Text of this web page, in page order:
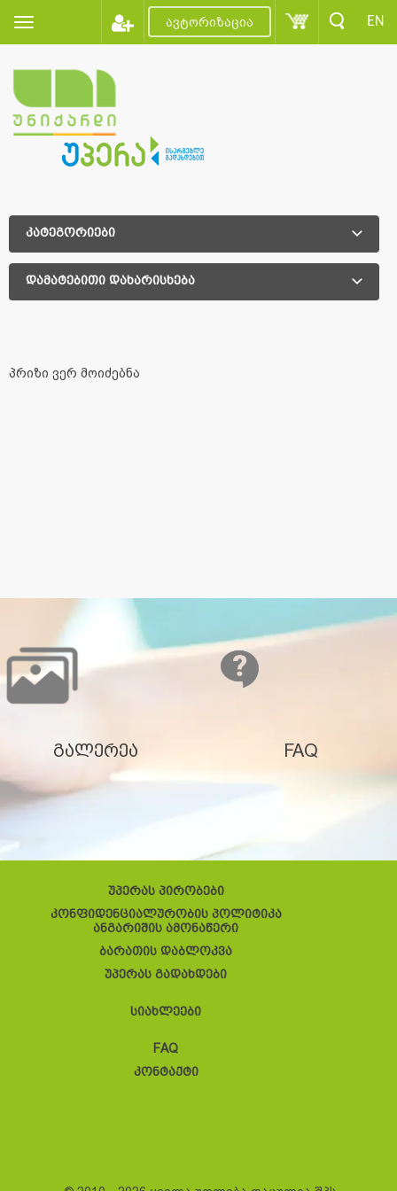
ავტორიზაცია EN
კატეგორიები
დამატებითი დახარისხება
პრიზი ვერ მოიძებნა
გალერეა FAQ
უპერას პირობები
კონფიდენციალურობის პოლიტიკა
ანგარიშის ამონაწერი
ბარათის დაბლოკვა
უპერას გადახდები
სიახლეები
FAQ
კონტაქტი